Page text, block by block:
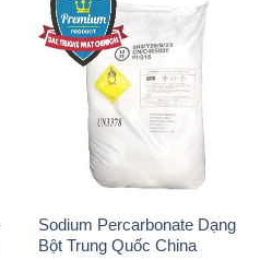
Sodium Percarbonate Dạng
Bột Trung Quốc China